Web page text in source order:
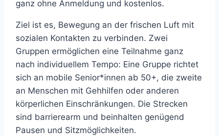
ganz ohne Anmeldung und kostenlos.
Ziel ist es, Bewegung an der frischen Luft mit
sozialen Kontakten zu verbinden. Zwei
Gruppen ermöglichen eine Teilnahme ganz
nach individuellem Tempo: Eine Gruppe richtet
sich an mobile Senior*innen ab 50+, die zweite
an Menschen mit Gehhilfen oder anderen
körperlichen Einschränkungen. Die Strecken
sind barrierearm und beinhalten genügend
Pausen und Sitzmöglichkeiten.